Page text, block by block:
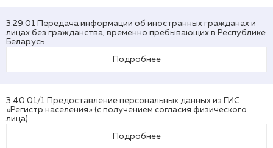
3.29.01 Передача информации об иностранных гражданах и
лицах без гражданства, временно пребывающих в Республике
Беларусь
Подробнее
3.40.01/1 Предоставление персональных данных из ГИС
«Регистр населения» (с получением согласия физического
лица)
Подробнее